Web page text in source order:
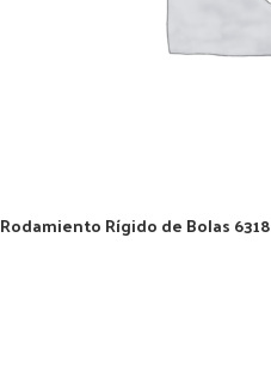
Rodamiento Rígido de Bolas 6318